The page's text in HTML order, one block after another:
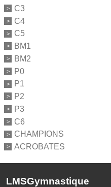
C3
C4
C5
BM1
BM2
P0
P1
P2
P3
C6
CHAMPIONS
ACROBATES
LMSGymnastique